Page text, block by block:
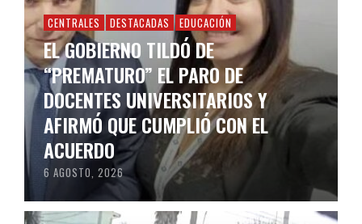
CENTRALES DESTACADAS EDUCACIÓN
EL GOBIERNO TILDÓ DE
“PREMATURO” EL PARO DE
DOCENTES UNIVERSITARIOS Y
AFIRMÓ QUE CUMPLIÓ CON EL
ACUERDO
6 AGOSTO, 2026